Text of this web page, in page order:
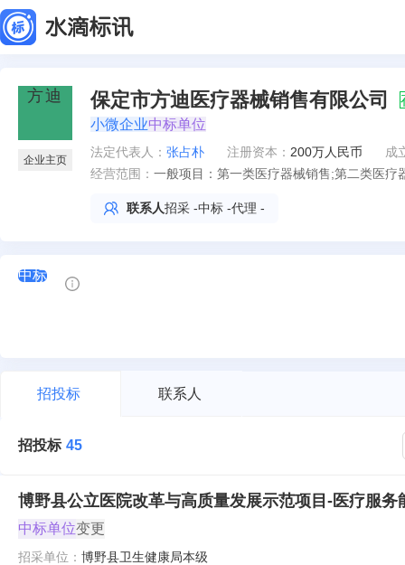
企业主页
保定市方迪医疗器械销售有限公司
小微企业中标单位
法定代表人 ： 张占朴 注册资本： 200万人民币
成
经营范围： 一般项目：第一类医疗器械销售;第二类医
品批发;化妆品零售;卫生用品和一次性使用
联系人招采 -中标 -代理 -
中标
招投标 联系人
招投标 45
博野县公立医院改革与高质量发展示范项目-医疗服
中标单位变更
招采单位： 博野县卫生健康局本级